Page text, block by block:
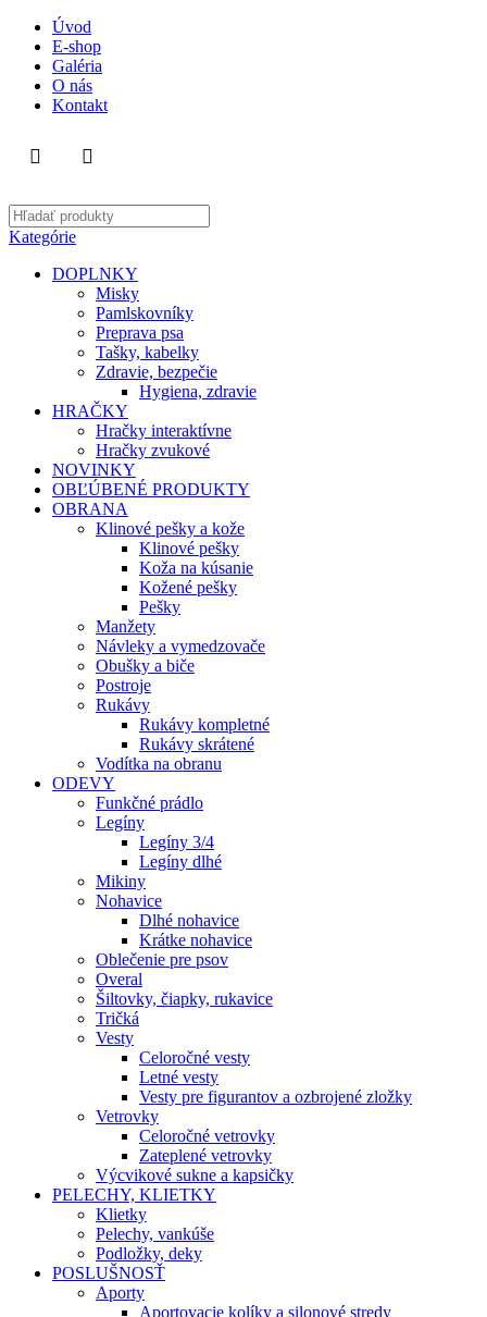
Úvod
E-shop
Galéria
O nás
Kontakt
Kategórie
DOPLNKY
Misky
Pamlskovníky
Preprava psa
Tašky, kabelky
Zdravie, bezpečie
Hygiena, zdravie
HRAČKY
Hračky interaktívne
Hračky zvukové
NOVINKY
OBĽÚBENÉ PRODUKTY
OBRANA
Klinové pešky a kože
Klinové pešky
Koža na kúsanie
Kožené pešky
Pešky
Manžety
Návleky a vymedzovače
Obušky a biče
Postroje
Rukávy
Rukávy kompletné
Rukávy skrátené
Vodítka na obranu
ODEVY
Funkčné prádlo
Legíny
Legíny 3/4
Legíny dlhé
Mikiny
Nohavice
Dlhé nohavice
Krátke nohavice
Oblečenie pre psov
Overal
Šiltovky, čiapky, rukavice
Tričká
Vesty
Celoročné vesty
Letné vesty
Vesty pre figurantov a ozbrojené zložky
Vetrovky
Celoročné vetrovky
Zateplené vetrovky
Výcvikové sukne a kapsičky
PELECHY, KLIETKY
Klietky
Pelechy, vankúše
Podložky, deky
POSLUŠNOSŤ
Aporty
Aportovacie kolíky a silonové stredy